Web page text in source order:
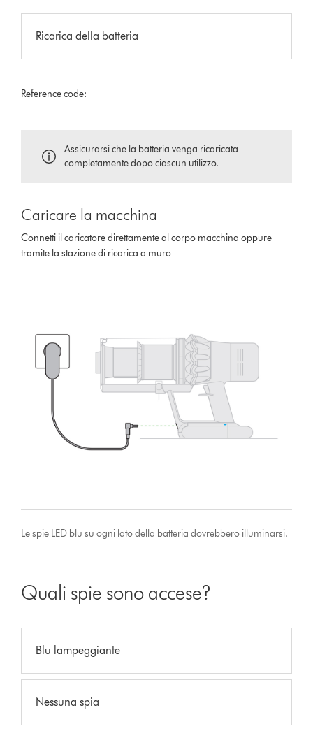
Ricarica della batteria
Reference code:
Assicurarsi che la batteria venga ricaricata
completamente dopo ciascun utilizzo.
Caricare la macchina
Connetti il caricatore direttamente al corpo macchina oppure
tramite la stazione di ricarica a muro
Le spie LED blu su ogni lato della batteria dovrebbero illuminarsi.
Quali spie sono accese?
Blu lampeggiante
Nessuna spia